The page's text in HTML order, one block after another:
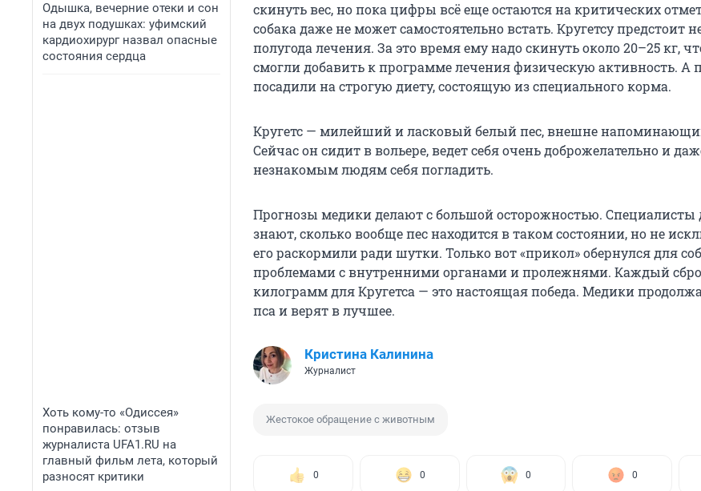
Одышка, вечерние отеки и сон
на двух подушках: уфимский
кардиохирург назвал опасные
состояния сердца
Хоть кому-то «Одиссея»
понравилась: отзыв
журналиста UFA1.RU на
главный фильм лета, который
разносят критики
скинуть вес, но пока цифры всё еще остаются на критических
собака даже не может самостоятельно встать. Кругетсу предстоит
полугода лечения. За это время ему надо скинуть около 20–25 кг,
смогли добавить к программе лечения физическую активность. А
посадили на строгую диету, состоящую из специального корма.
Кругетс — милейший и ласковый белый пес, внешне
Сейчас он сидит в вольере, ведет себя очень доброжелательно и
незнакомым людям себя погладить.
Прогнозы медики делают с большой осторожностью. Специалисты
знают, сколько вообще пес находится в таком состоянии, но не
его раскормили ради шутки. Только вот «прикол» обернулся для
проблемами с внутренними органами и пролежнями. Каждый
килограмм для Кругетса — это настоящая победа. Медики
пса и верят в лучшее.
Кристина Калинина
Журналист
Жестокое обращение с животным
0 0 0 0